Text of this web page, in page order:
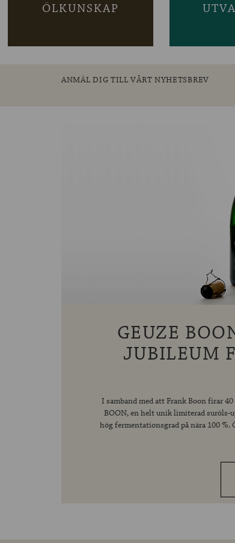
ÖLKUNSKAP
ANMÄL DIG TILL VÅRT NYHETSBREV
GEUZE
JUBILEUM
I samband med att Frank Boon firar
BOON, en helt unik limiterad suröls-
hög fermentationsgrad på nära 100 %.